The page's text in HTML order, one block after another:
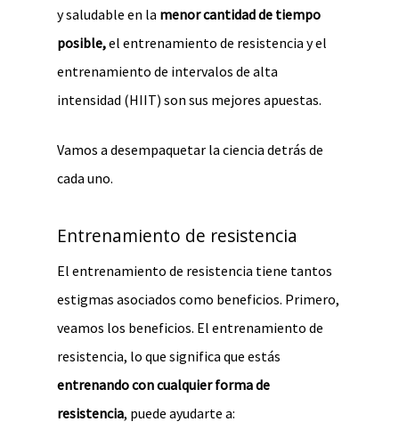
y saludable en la menor cantidad de tiempo
posible,el entrenamiento de resistencia y el
entrenamiento de intervalos de alta
intensidad (HIIT) son sus mejores apuestas.
Vamos a desempaquetar la ciencia detrás de
cada uno.
Entrenamiento de resistencia
El entrenamiento de resistencia tiene tantos
estigmas asociados como beneficios. Primero,
veamos los beneficios. El entrenamiento de
resistencia, lo que significa que estás
entrenando con cualquier forma de
resistencia, puede ayudarte a: